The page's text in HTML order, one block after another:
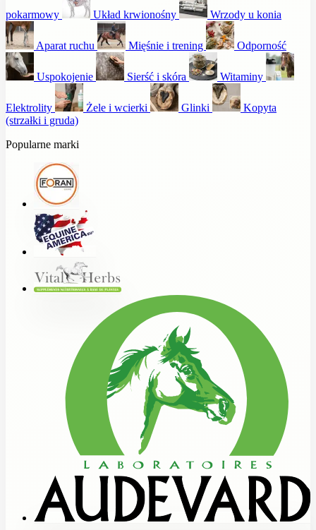
pokarmowy Układ krwionośny Wrzody u konia
Aparat ruchu Mięśnie i trening Odporność
Uspokojenie Sierść i skóra Witaminy
Elektrolity Żele i wcierki Glinki
Kopyta
(strzałki i gruda)
Popularne marki